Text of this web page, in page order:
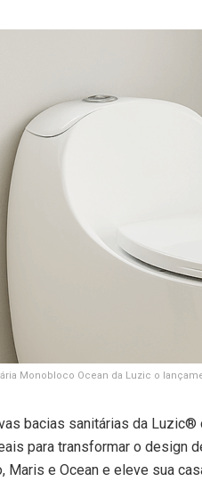
Monobloco Ocean da Luzic o
bacias sanitárias da
para transformar o design
e Ocean e eleve sua